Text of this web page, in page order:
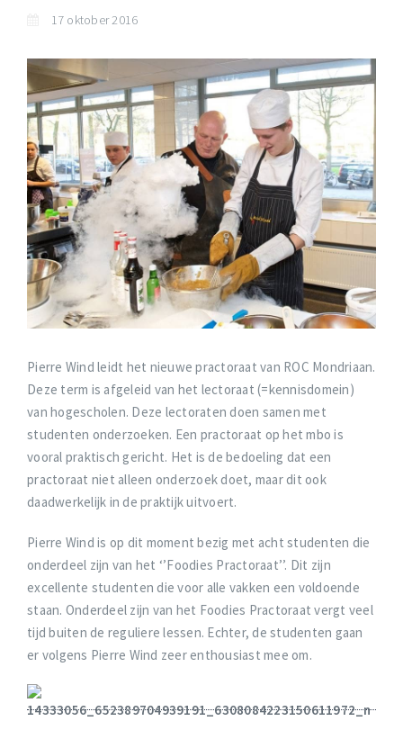
17 oktober 2016
Pierre Wind leidt het nieuwe practoraat van ROC Mondriaan.
Deze term is afgeleid van het lectoraat (=kennisdomein)
van hogescholen. Deze lectoraten doen samen met
studenten onderzoeken. Een practoraat op het mbo is
vooral praktisch gericht. Het is de bedoeling dat een
practoraat niet alleen onderzoek doet, maar dit ook
daadwerkelijk in de praktijk uitvoert.
Pierre Wind is op dit moment bezig met acht studenten die
onderdeel zijn van het ‘’Foodies Practoraat’’. Dit zijn
excellente studenten die voor alle vakken een voldoende
staan. Onderdeel zijn van het Foodies Practoraat vergt veel
tijd buiten de reguliere lessen. Echter, de studenten gaan
er volgens Pierre Wind zeer enthousiast mee om.